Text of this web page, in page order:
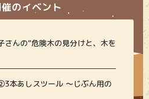
のイベント
さんの“危険木の見分けと、木を
本あしスツール ～じぶん用の